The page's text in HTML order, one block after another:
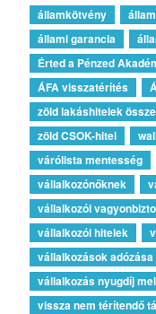
államkötvény
állami garancia
Érted a Pénzed
ÁFA visszatérítés
zöld lakáshitelek
zöld CSOK-hitel
várólista mentesség
vállalkozónőknek
vállalkozói
vállalkozói hitelek
vállalkozások adózása
vállalkozás nyugdíj
vissza nem térítendő